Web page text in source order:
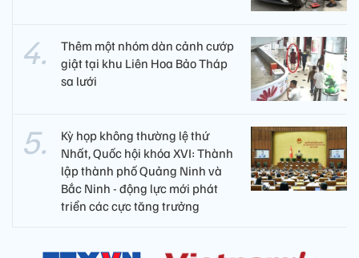
Thêm một nhóm dàn cảnh cướp
giật tại khu Liên Hoa Bảo Tháp
sa lưới
Kỳ họp không thường lệ thứ
Nhất, Quốc hội khóa XVI: Thành
lập thành phố Quảng Ninh và
Bắc Ninh - động lực mới phát
triển các cực tăng trưởng